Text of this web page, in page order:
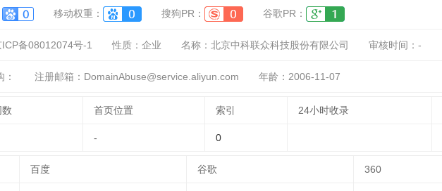
移动权重： 搜狗PR： 谷歌PR：
备08012074号-1 性质： 企业 名称： 北京中科联众科技股份有限公司 审核时间： -
注册邮箱：DomainAbuse@service.aliyun.com 年龄：2006-11-07
首页位置 索引 24小时收录
- 0
百度 谷歌 360